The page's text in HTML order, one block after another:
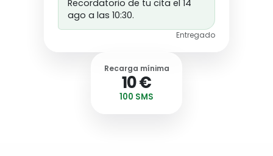
Recordatorio de tu cita el 14
ago a las 10:30.
Entregado
Recarga mínima
10 €
100 SMS